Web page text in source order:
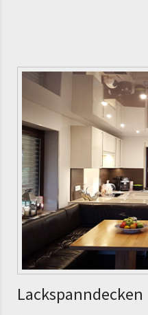
Lackspann­decken